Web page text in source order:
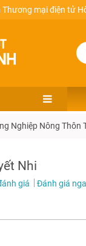
mại điện tử
Nghiệp Nông Thôn
Nhi
giá
Đánh giá